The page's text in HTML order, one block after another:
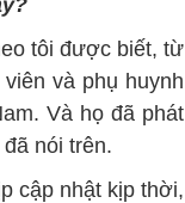
tôi được biết, từ
và phụ huynh
Và họ đã phát
nói trên.
cập nhật kịp thời,